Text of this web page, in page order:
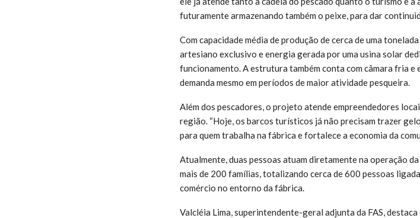
futuramente armazenando também o peixe, para dar
Com capacidade média de produção de cerca de uma
artesiano exclusivo e energia gerada por uma usina solar
funcionamento. A estrutura também conta com câmara fria e
demanda mesmo em períodos de maior atividade pesqueira.
Além dos pescadores, o projeto atende empreendedores
região. “Hoje, os barcos turísticos já não precisam trazer
para quem trabalha na fábrica e fortalece a economia da
Atualmente, duas pessoas atuam diretamente na operação
mais de 200 famílias, totalizando cerca de 600 pessoas
comércio no entorno da fábrica.
Valcléia Lima, superintendente-geral adjunta da FAS,